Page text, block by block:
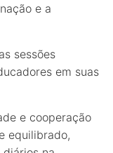
e a
sessões
em suas
e cooperação
equilibrado,